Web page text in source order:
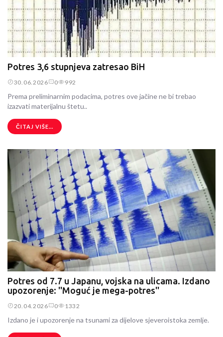
Potres 3,6 stupnjeva zatresao BiH
30.06.2026 0 992
Prema preliminarnim podacima, potres ove jačine ne bi trebao
izazvati materijalnu štetu..
ČITAJ VIŠE...
Potres od 7.7 u Japanu, vojska na ulicama. Izdano
upozorenje: ''Moguć je mega-potres''
20.04.2026 0 1332
Izdano je i upozorenje na tsunami za dijelove sjeveroistoka zemlje.